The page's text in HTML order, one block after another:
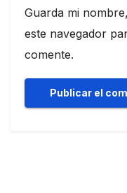
Guarda mi
este navegador
comente.